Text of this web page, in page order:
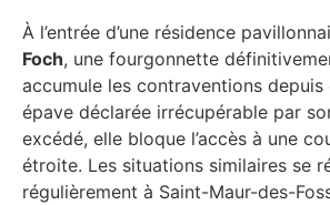
À l’entrée d’une résidence
Foch, une fourgonnette
accumule les contraventions depuis
épave déclarée irrécupérable par
excédé, elle bloque l’accès à une
étroite. Les situations similaires se
régulièrement à Saint-Maur-des-